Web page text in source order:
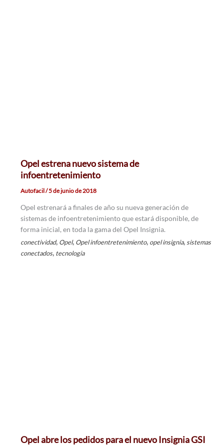
Opel estrena nuevo sistema de
infoentretenimiento
Autofacil/5 de junio de 2018
Opel estrenará a finales de año su nueva generación de
sistemas de infoentretenimiento que estará disponible, de
forma inicial, en toda la gama del Opel Insignia.
conectividad, Opel, Opel infoentretenimiento, opel insignia, sistemas
conectados, tecnologia
Opel abre los pedidos para el nuevo Insignia GSI